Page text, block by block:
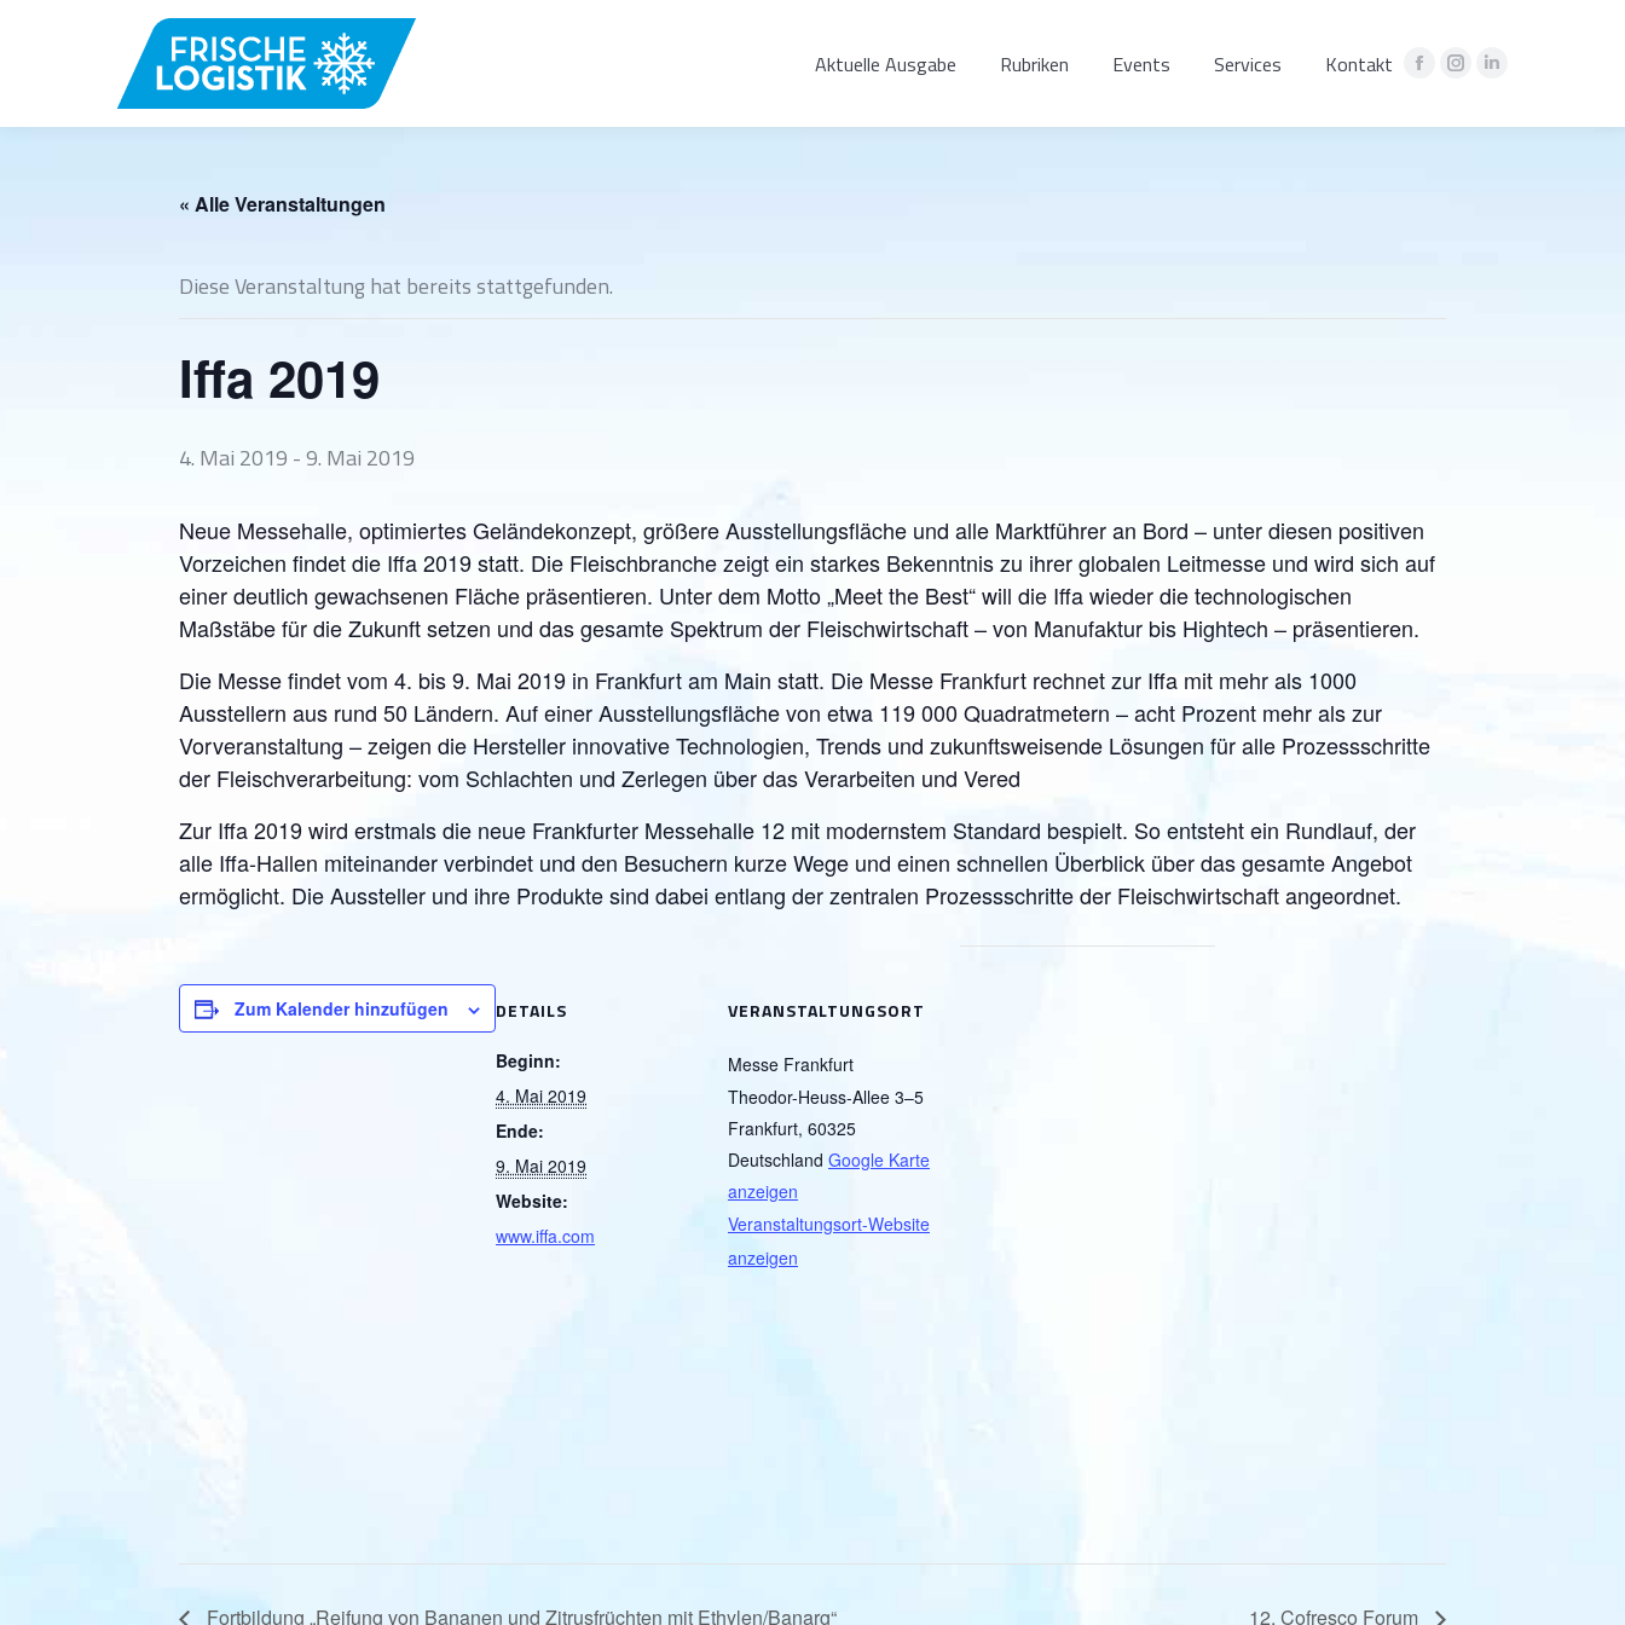
Aktuelle Ausgabe Rubriken Events Services Kontakt
Facebook
Instagram
Linkedin
« Alle Veranstaltungen
Diese Veranstaltung hat bereits stattgefunden.
Iffa 2019
4. Mai 2019 -9. Mai 2019
Neue Messehalle, optimiertes Geländekonzept, größere Ausstellungsfläche und alle Marktführer an Bord – unter diesen positiven
Vorzeichen findet die Iffa 2019 statt. Die Fleischbranche zeigt ein starkes Bekenntnis zu ihrer globalen Leitmesse und wird sich auf
einer deutlich gewachsenen Fläche präsentieren. Unter dem Motto „Meet the Best“ will die Iffa wieder die technologischen
Maßstäbe für die Zukunft setzen und das gesamte Spektrum der Fleischwirtschaft – von Manufaktur bis Hightech – präsentieren.
Die Messe findet vom 4. bis 9. Mai 2019 in Frankfurt am Main statt. Die Messe Frankfurt rechnet zur Iffa mit mehr als 1000
Ausstellern aus rund 50 Ländern. Auf einer Ausstellungsfläche von etwa 119 000 Quadratmetern – acht Prozent mehr als zur
Vorveranstaltung – zeigen die Hersteller innovative Technologien, Trends und zukunftsweisende Lösungen für alle Prozessschritte
der Fleischverarbeitung: vom Schlachten und Zerlegen über das Verarbeiten und Vered
Zur Iffa 2019 wird erstmals die neue Frankfurter Messehalle 12 mit modernstem Standard bespielt. So entsteht ein Rundlauf, der
alle Iffa-Hallen miteinander verbindet und den Besuchern kurze Wege und einen schnellen Überblick über das gesamte Angebot
ermöglicht. Die Aussteller und ihre Produkte sind dabei entlang der zentralen Prozessschritte der Fleischwirtschaft angeordnet.
Zum Kalender hinzufügen DETAILS
Beginn:
4. Mai 2019
Ende:
9. Mai 2019
Website:
www.iffa.com
VERANSTALTUNGSORT
Messe Frankfurt
Theodor-Heuss-Allee 3–5
Frankfurt, 60325
Deutschland Google Karte
anzeigen
Veranstaltungsort-Website
anzeigen
Fortbildung „Reifung von Bananen und Zitrusfrüchten mit Ethylen/Banarg“ 12. Cofresco Forum